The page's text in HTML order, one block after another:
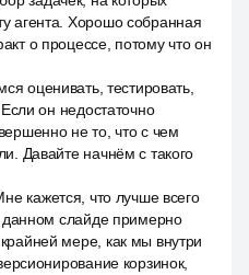
агента. Хорошо собранная
о процессе, потому что он
оценивать, тестировать,
он недостаточно
не то, что с чем
Давайте начнём с такого
кажется, что лучше всего
данном слайде примерно
мере, как мы внутри
корзинок,